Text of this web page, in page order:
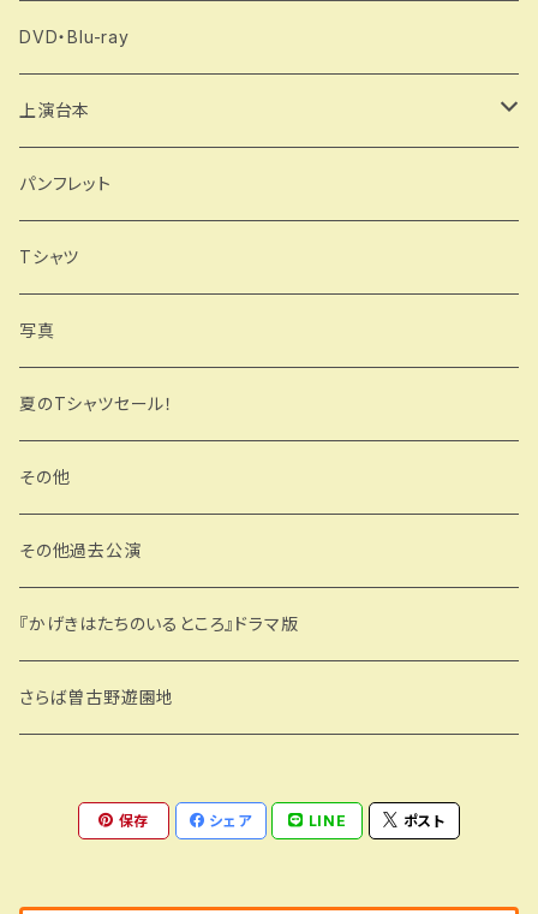
DVD・Blu-ray
上演台本
製本版
データ版
パンフレット
Tシャツ
写真
夏のTシャツセール！
その他
その他過去公演
『かげきはたちのいるところ』ドラマ版
さらば曽古野遊園地
保存 シェア LINE ポスト